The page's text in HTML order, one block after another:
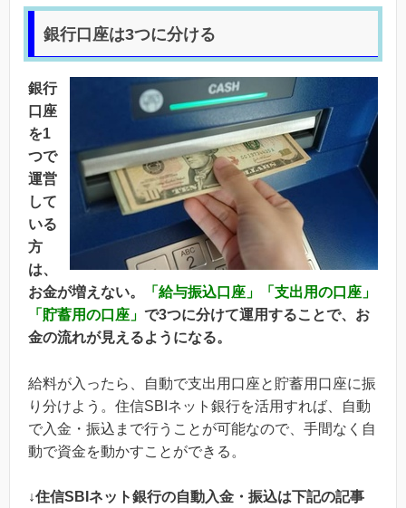
銀行口座は3つに分ける
銀行
口座
を1
つで
運営
して
いる
方
は、
お金が増えない。
「給与振込口座」「支出用の口座」
「貯蓄用の口座」 で3つに分けて運用することで、お
金の流れが見えるようになる。
給料が入ったら、自動で支出用口座と貯蓄用口座に振
り分けよう。住信SBIネット銀行を活用すれば、自動
で入金・振込まで行うことが可能なので、手間なく自
動で資金を動かすことができる。
↓住信SBIネット銀行の自動入金・振込は下記の記事